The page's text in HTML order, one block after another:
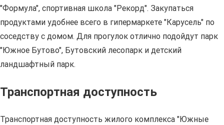
"Формула", спортивная школа "Рекорд". Закупаться
продуктами удобнее всего в гипермаркете "Карусель" по
соседству с домом. Для прогулок отлично подойдут парк
"Южное Бутово", Бутовский лесопарк и детский
ландшафтный парк.
Транспортная доступность
Транспортная доступность жилого комплекса "Южные